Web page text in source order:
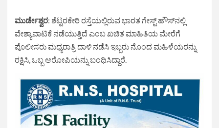
ಮುರ್ಡೇಶ್ವರ: ಶೆಟ್ಟರಕೇರಿ ರಸ್ತೆಯಲ್ಲಿರುವ ಭಾರತ ಗೇಸ್ಟ್ ಹೌಸ್‌ನಲ್ಲಿ
ವೇಶ್ಯಾವಾಟಿಕೆ ನಡೆಯುತ್ತಿದೆ ಎಂಬ ಖಚಿತ ಮಾಹಿತಿಯ ಮೇರೆಗೆ
ಪೊಲೀಸರು ಮಧ್ಯರಾತ್ರಿ ದಾಳಿ ನಡೆಸಿ ಇಬ್ಬರು ನೊಂದ ಮಹಿಳೆಯರನ್ನು
ರಕ್ಷಿಸಿ, ಒಬ್ಬ ಆರೋಪಿಯನ್ನು ಬಂಧಿಸಿದ್ದಾರೆ.